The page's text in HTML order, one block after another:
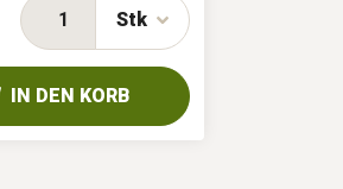
Stk
IN DEN KORB